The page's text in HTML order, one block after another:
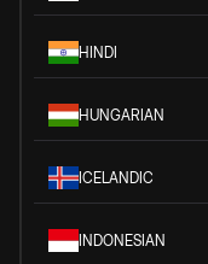
HINDI
HUNGARIAN
ICELANDIC
INDONESIAN